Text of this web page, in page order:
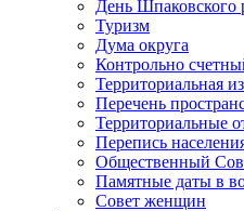
День Шпаковского
Туризм
Дума округа
Контрольно
Территориальная
Перечень
Территориальные
Перепись
Общественный
Памятные даты в
Совет женщин